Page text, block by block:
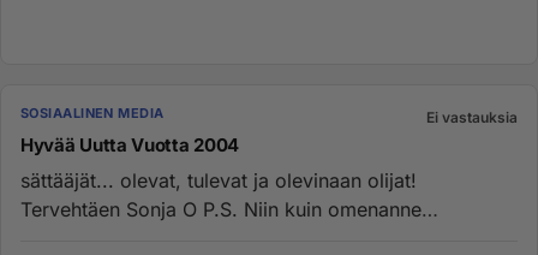
SOSIAALINEN MEDIA Ei vastauksia
Hyvää Uutta Vuotta 2004
sättääjät... olevat, tulevat ja olevinaan olijat!
Tervehtäen Sonja O P.S. Niin kuin omenanne